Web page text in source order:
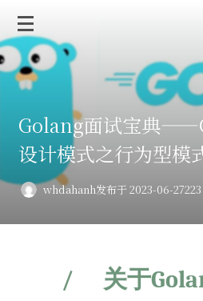
Golang面试宝典
设计模式之行为型模
whdahanh发布于 2023-06-27
/
关于